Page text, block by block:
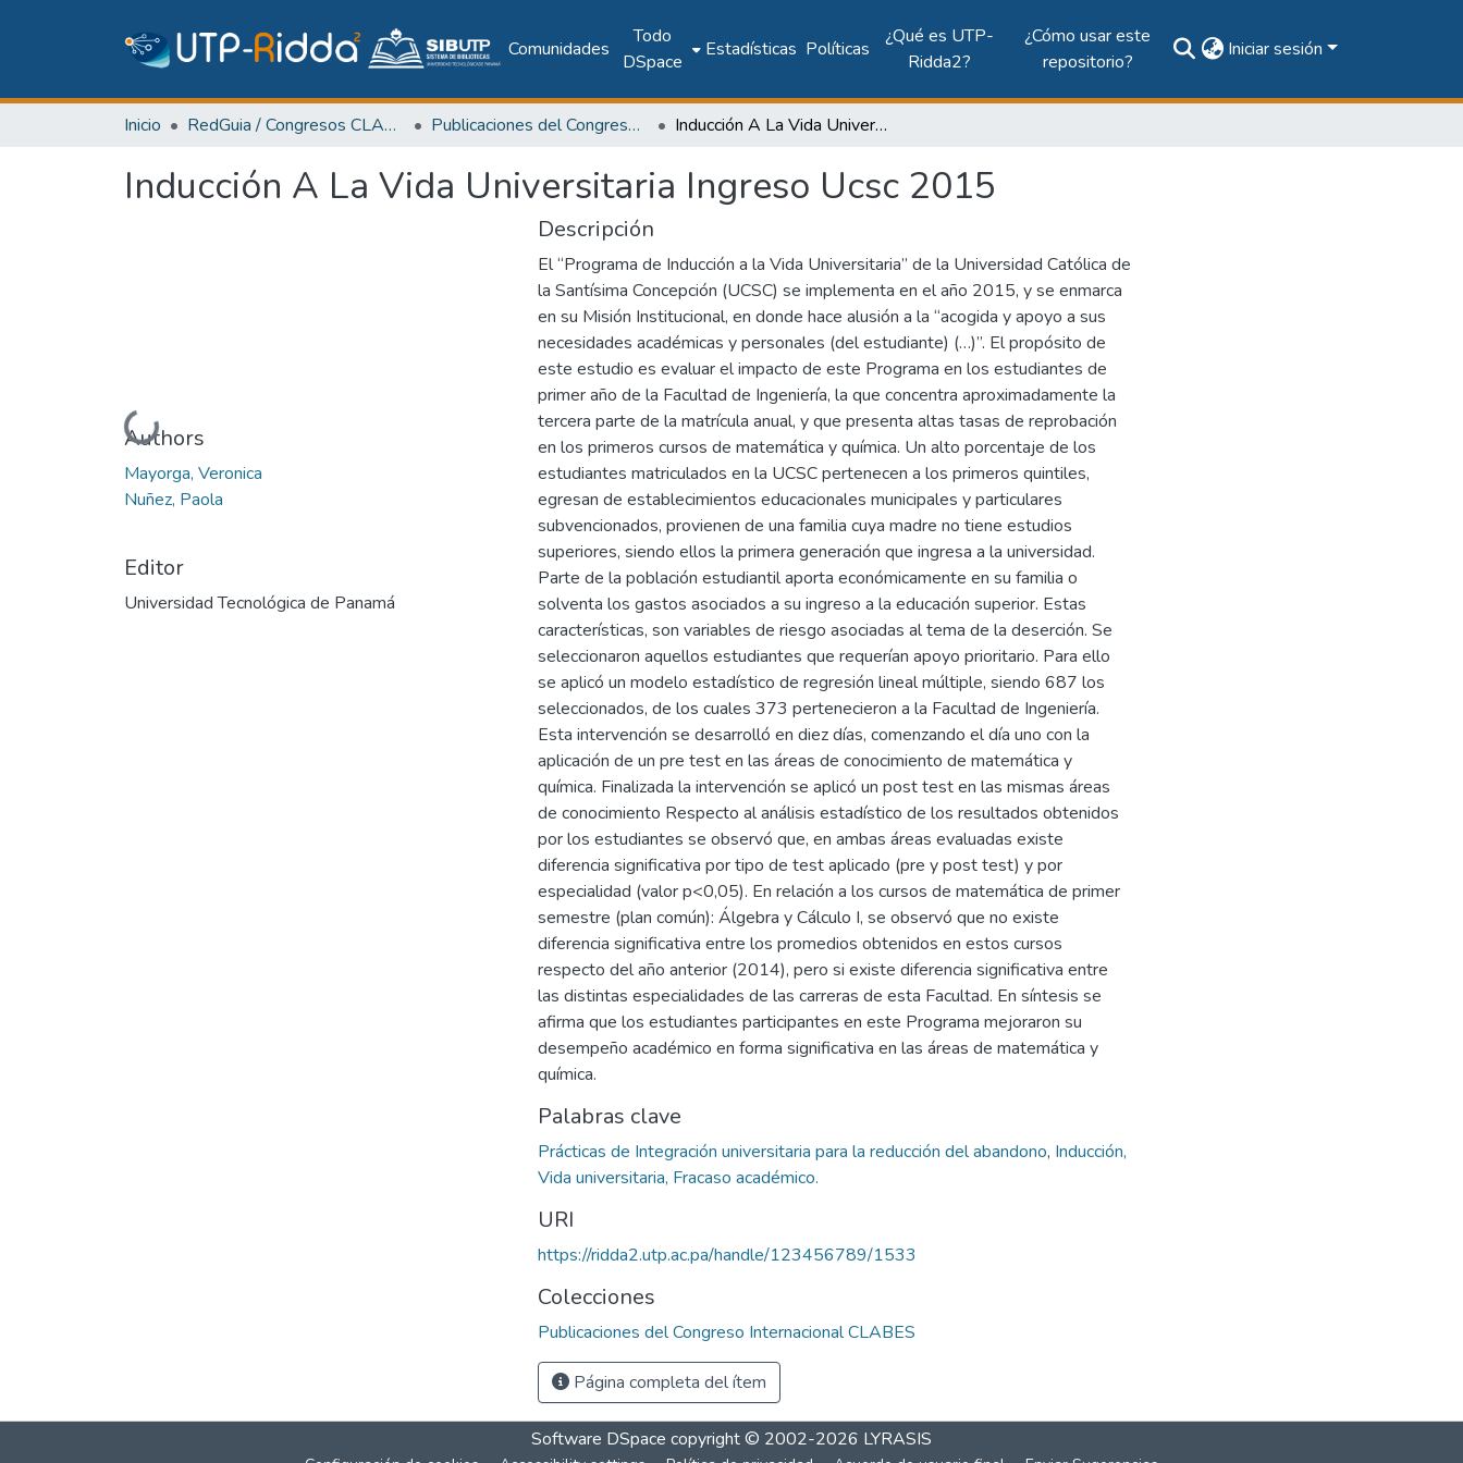
Comunidades
Todo
DSpace
Estadísticas Políticas
¿Qué es UTP-
Ridda2?
¿Cómo usar este
repositorio?
Iniciar sesión
Inicio RedGuia / Congresos CLABES Publicaciones del Congreso Internacional CLABES Inducción A La Vida Universitaria Ingreso Ucsc 2015
Inducción A La Vida Universitaria Ingreso Ucsc 2015
Cargando...
Authors
Mayorga, Veronica
Nuñez, Paola
Editor
Universidad Tecnológica de Panamá
Descripción
El “Programa de Inducción a la Vida Universitaria” de la Universidad Católica de
la Santísima Concepción (UCSC) se implementa en el año 2015, y se enmarca
en su Misión Institucional, en donde hace alusión a la “acogida y apoyo a sus
necesidades académicas y personales (del estudiante) (…)”. El propósito de
este estudio es evaluar el impacto de este Programa en los estudiantes de
primer año de la Facultad de Ingeniería, la que concentra aproximadamente la
tercera parte de la matrícula anual, y que presenta altas tasas de reprobación
en los primeros cursos de matemática y química. Un alto porcentaje de los
estudiantes matriculados en la UCSC pertenecen a los primeros quintiles,
egresan de establecimientos educacionales municipales y particulares
subvencionados, provienen de una familia cuya madre no tiene estudios
superiores, siendo ellos la primera generación que ingresa a la universidad.
Parte de la población estudiantil aporta económicamente en su familia o
solventa los gastos asociados a su ingreso a la educación superior. Estas
características, son variables de riesgo asociadas al tema de la deserción. Se
seleccionaron aquellos estudiantes que requerían apoyo prioritario. Para ello
se aplicó un modelo estadístico de regresión lineal múltiple, siendo 687 los
seleccionados, de los cuales 373 pertenecieron a la Facultad de Ingeniería.
Esta intervención se desarrolló en diez días, comenzando el día uno con la
aplicación de un pre test en las áreas de conocimiento de matemática y
química. Finalizada la intervención se aplicó un post test en las mismas áreas
de conocimiento Respecto al análisis estadístico de los resultados obtenidos
por los estudiantes se observó que, en ambas áreas evaluadas existe
diferencia significativa por tipo de test aplicado (pre y post test) y por
especialidad (valor p<0,05). En relación a los cursos de matemática de primer
semestre (plan común): Álgebra y Cálculo I, se observó que no existe
diferencia significativa entre los promedios obtenidos en estos cursos
respecto del año anterior (2014), pero si existe diferencia significativa entre
las distintas especialidades de las carreras de esta Facultad. En síntesis se
afirma que los estudiantes participantes en este Programa mejoraron su
desempeño académico en forma significativa en las áreas de matemática y
química.
Palabras clave
Prácticas de Integración universitaria para la reducción del abandono, Inducción,
Vida universitaria, Fracaso académico.
URI
https://ridda2.utp.ac.pa/handle/123456789/1533
Colecciones
Publicaciones del Congreso Internacional CLABES
Página completa del ítem
Software DSpace copyright © 2002-2026 LYRASIS